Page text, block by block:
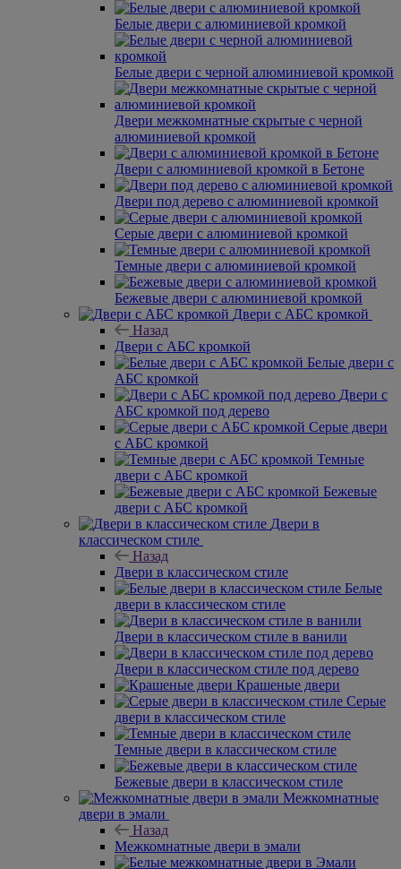
Белые двери с алюминиевой кромкой
Белые двери с черной алюминиевой кромкой
Двери межкомнатные скрытые с черной
алюминиевой кромкой
Двери с алюминиевой кромкой в Бетоне
Двери под дерево с алюминиевой кромкой
Серые двери с алюминиевой кромкой
Темные двери с алюминиевой кромкой
Бежевые двери с алюминиевой кромкой
Двери с АБС кромкой
Назад
Двери с АБС кромкой
Белые двери с
АБС кромкой
Двери с
АБС кромкой под дерево
Серые двери
с АБС кромкой
Темные
двери с АБС кромкой
Бежевые
двери с АБС кромкой
Двери в
классическом стиле
Назад
Двери в классическом стиле
Белые
двери в классическом стиле
Двери в классическом стиле в ванили
Двери в классическом стиле под дерево
Крашеные двери
Серые
двери в классическом стиле
Темные двери в классическом стиле
Бежевые двери в классическом стиле
Межкомнатные
двери в эмали
Назад
Межкомнатные двери в эмали